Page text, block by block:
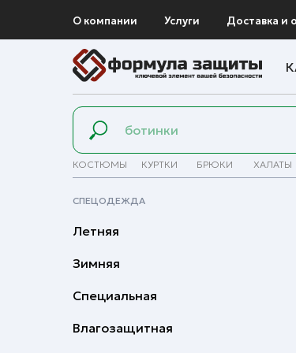
О компании Услуги Доставка и
ХАЛАТЫ
БРЮКИ
КОСТЮМЫ КУРТКИ
Летняя
Зимняя
Специальная
Влагозащитная
СПЕЦОДЕЖДА